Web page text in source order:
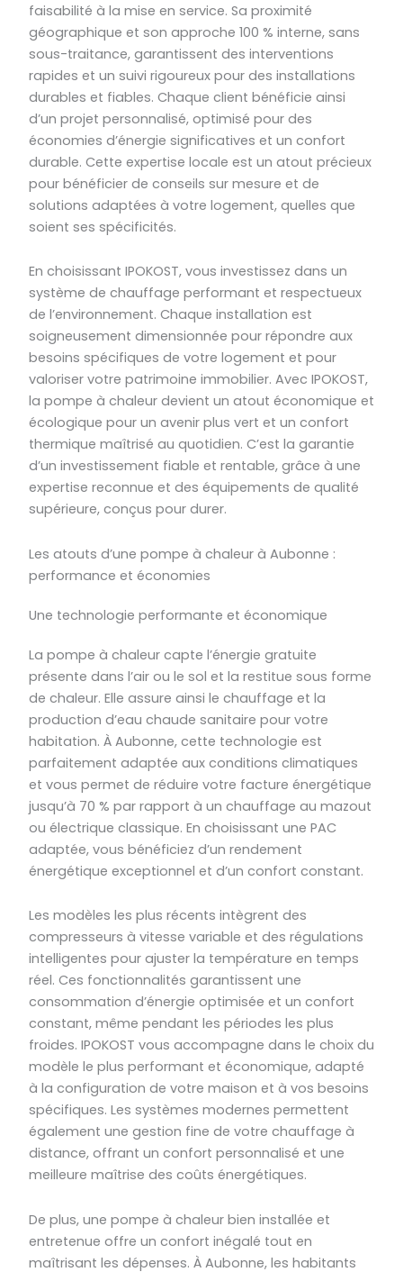
faisabilité à la mise en service. Sa proximité
géographique et son approche 100 % interne, sans
sous-traitance, garantissent des interventions
rapides et un suivi rigoureux pour des installations
durables et fiables. Chaque client bénéficie ainsi
d’un projet personnalisé, optimisé pour des
économies d’énergie significatives et un confort
durable. Cette expertise locale est un atout précieux
pour bénéficier de conseils sur mesure et de
solutions adaptées à votre logement, quelles que
soient ses spécificités.
En choisissant IPOKOST, vous investissez dans un
système de chauffage performant et respectueux
de l’environnement. Chaque installation est
soigneusement dimensionnée pour répondre aux
besoins spécifiques de votre logement et pour
valoriser votre patrimoine immobilier. Avec IPOKOST,
la pompe à chaleur devient un atout économique et
écologique pour un avenir plus vert et un confort
thermique maîtrisé au quotidien. C’est la garantie
d’un investissement fiable et rentable, grâce à une
expertise reconnue et des équipements de qualité
supérieure, conçus pour durer.
Les atouts d’une pompe à chaleur à Aubonne :
performance et économies
Une technologie performante et économique
La pompe à chaleur capte l’énergie gratuite
présente dans l’air ou le sol et la restitue sous forme
de chaleur. Elle assure ainsi le chauffage et la
production d’eau chaude sanitaire pour votre
habitation. À Aubonne, cette technologie est
parfaitement adaptée aux conditions climatiques
et vous permet de réduire votre facture énergétique
jusqu’à 70 % par rapport à un chauffage au mazout
ou électrique classique. En choisissant une PAC
adaptée, vous bénéficiez d’un rendement
énergétique exceptionnel et d’un confort constant.
Les modèles les plus récents intègrent des
compresseurs à vitesse variable et des régulations
intelligentes pour ajuster la température en temps
réel. Ces fonctionnalités garantissent une
consommation d’énergie optimisée et un confort
constant, même pendant les périodes les plus
froides. IPOKOST vous accompagne dans le choix du
modèle le plus performant et économique, adapté
à la configuration de votre maison et à vos besoins
spécifiques. Les systèmes modernes permettent
également une gestion fine de votre chauffage à
distance, offrant un confort personnalisé et une
meilleure maîtrise des coûts énergétiques.
De plus, une pompe à chaleur bien installée et
entretenue offre un confort inégalé tout en
maîtrisant les dépenses. À Aubonne, les habitants